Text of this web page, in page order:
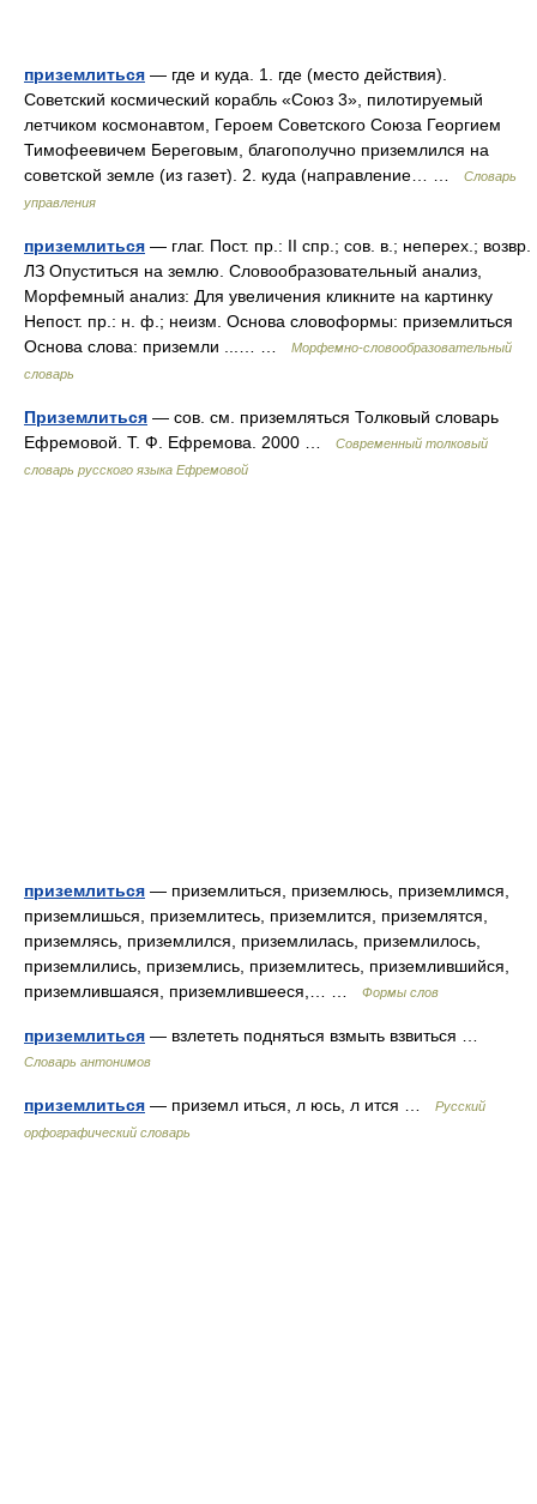
приземлиться — где и куда. 1. где (место действия).
Советский космический корабль «Союз 3», пилотируемый
летчиком космонавтом, Героем Советского Союза Георгием
Тимофеевичем Береговым, благополучно приземлился на
советской земле (из газет). 2. куда (направление… …
Словарь
управления
приземлиться — глаг. Пост. пр.: II спр.; сов. в.; неперех.; возвр.
ЛЗ Опуститься на землю. Словообразовательный анализ,
Морфемный анализ: Для увеличения кликните на картинку
Непост. пр.: н. ф.; неизм. Основа словоформы: приземлиться
Основа слова: приземли ...… …
Морфемно-словообразовательный
словарь
Приземлиться — сов. см. приземляться Толковый словарь
Ефремовой. Т. Ф. Ефремова. 2000 …
Современный толковый
словарь русского языка Ефремовой
приземлиться — приземлиться, приземлюсь, приземлимся,
приземлишься, приземлитесь, приземлится, приземлятся,
приземлясь, приземлился, приземлилась, приземлилось,
приземлились, приземлись, приземлитесь, приземлившийся,
приземлившаяся, приземлившееся,… …
Формы слов
приземлиться — взлететь подняться взмыть взвиться …
Словарь антонимов
приземлиться — приземл иться, л юсь, л ится …
Русский
орфографический словарь